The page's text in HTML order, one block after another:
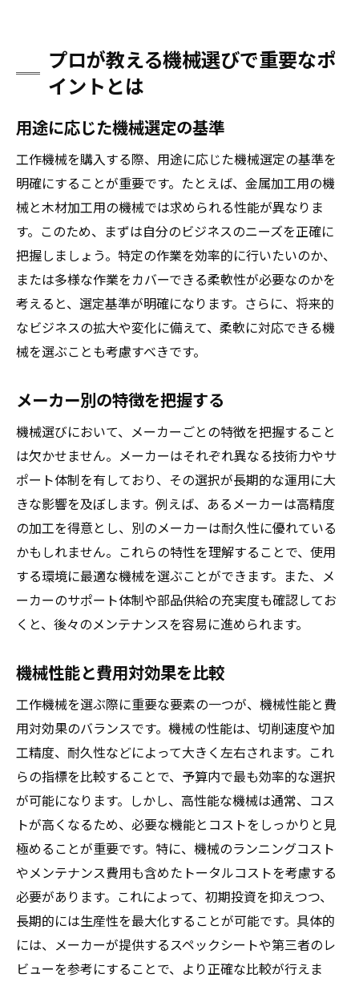
プロが教える機械選びで重要なポ
イントとは
用途に応じた機械選定の基準
工作機械を購入する際、用途に応じた機械選定の基準を
明確にすることが重要です。たとえば、金属加工用の機
械と木材加工用の機械では求められる性能が異なりま
す。このため、まずは自分のビジネスのニーズを正確に
把握しましょう。特定の作業を効率的に行いたいのか、
または多様な作業をカバーできる柔軟性が必要なのかを
考えると、選定基準が明確になります。さらに、将来的
なビジネスの拡大や変化に備えて、柔軟に対応できる機
械を選ぶことも考慮すべきです。
メーカー別の特徴を把握する
機械選びにおいて、メーカーごとの特徴を把握すること
は欠かせません。メーカーはそれぞれ異なる技術力やサ
ポート体制を有しており、その選択が長期的な運用に大
きな影響を及ぼします。例えば、あるメーカーは高精度
の加工を得意とし、別のメーカーは耐久性に優れている
かもしれません。これらの特性を理解することで、使用
する環境に最適な機械を選ぶことができます。また、メ
ーカーのサポート体制や部品供給の充実度も確認してお
くと、後々のメンテナンスを容易に進められます。
機械性能と費用対効果を比較
工作機械を選ぶ際に重要な要素の一つが、機械性能と費
用対効果のバランスです。機械の性能は、切削速度や加
工精度、耐久性などによって大きく左右されます。これ
らの指標を比較することで、予算内で最も効率的な選択
が可能になります。しかし、高性能な機械は通常、コス
トが高くなるため、必要な機能とコストをしっかりと見
極めることが重要です。特に、機械のランニングコスト
やメンテナンス費用も含めたトータルコストを考慮する
必要があります。これによって、初期投資を抑えつつ、
長期的には生産性を最大化することが可能です。具体的
には、メーカーが提供するスペックシートや第三者のレ
ビューを参考にすることで、より正確な比較が行えま